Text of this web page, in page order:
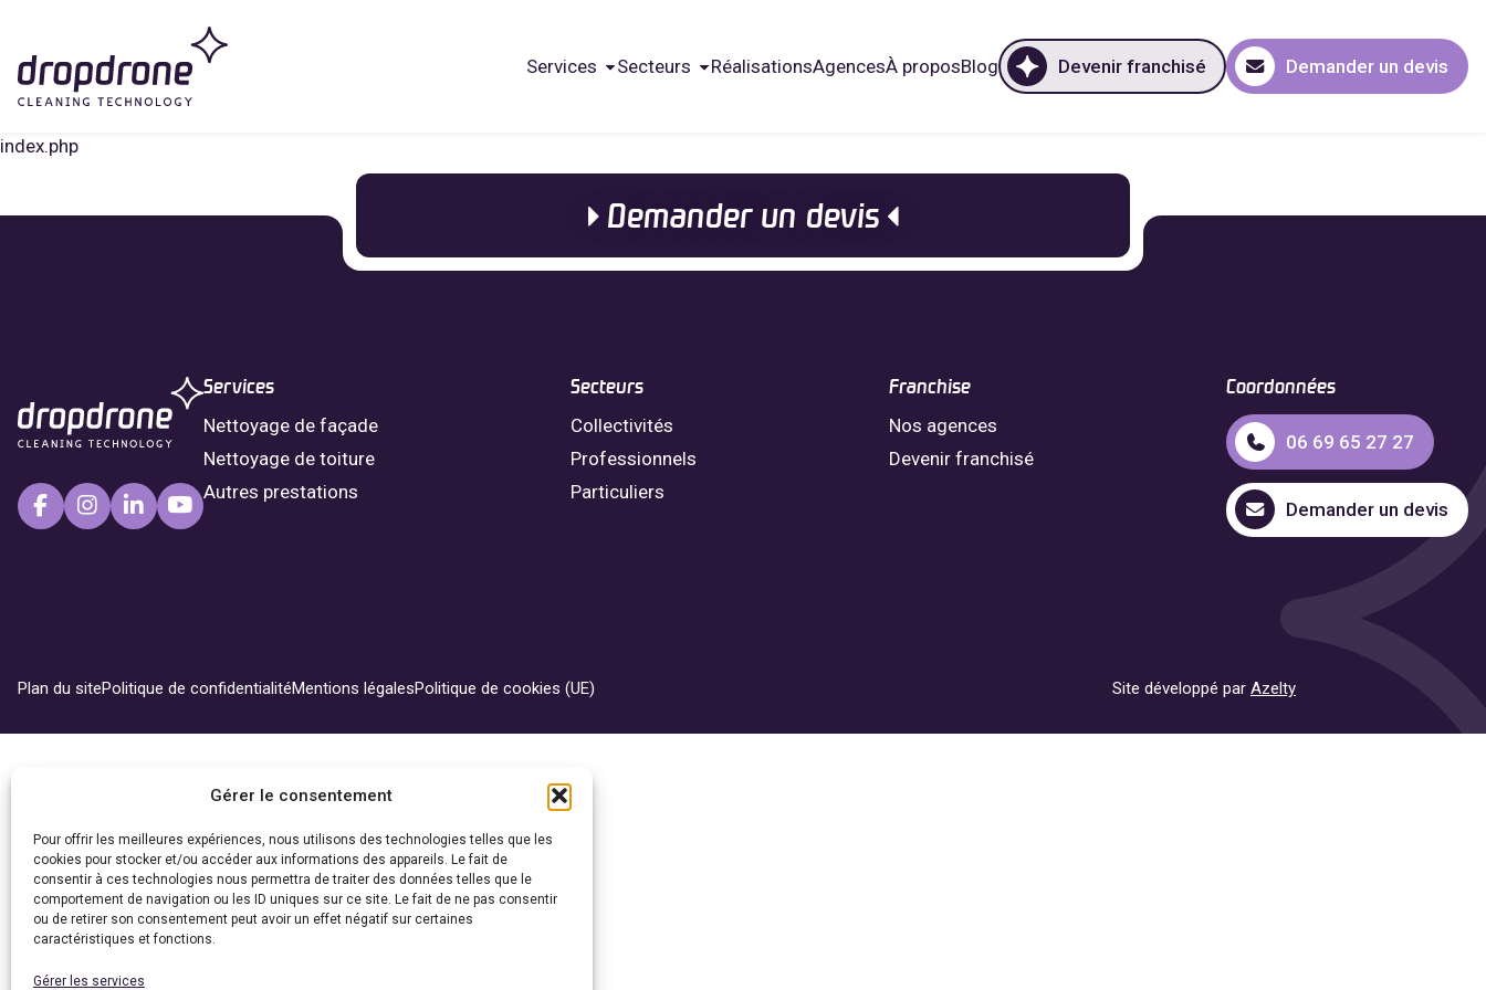
Gérer le consentement
Pour offrir les meilleures expériences, nous utilisons des technologies telles que les
cookies pour stocker et/ou accéder aux informations des appareils. Le fait de
consentir à ces technologies nous permettra de traiter des données telles que le
comportement de navigation ou les ID uniques sur ce site. Le fait de ne pas consentir
ou de retirer son consentement peut avoir un effet négatif sur certaines
caractéristiques et fonctions.
Gérer les services
Services Secteurs RéalisationsAgencesÀ proposBlog Devenir franchisé Demander un devis
index.php
Demander un devis
Services
Nettoyage de façade
Nettoyage de toiture
Autres prestations
Secteurs
Collectivités
Professionnels
Particuliers
Franchise
Nos agences
Devenir franchisé
Coordonnées
06 69 65 27 27
Demander un devis
Plan du sitePolitique de confidentialitéMentions légalesPolitique de cookies (UE) Site développé par Azelty